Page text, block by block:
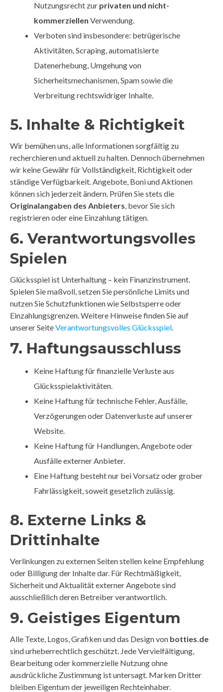
Nutzungsrecht zur privaten und nicht-
kommerziellen Verwendung.
Verboten sind insbesondere: betrügerische
Aktivitäten, Scraping, automatisierte
Datenerhebung, Umgehung von
Sicherheitsmechanismen, Spam sowie die
Verbreitung rechtswidriger Inhalte.
5. Inhalte & Richtigkeit
Wir bemühen uns, alle Informationen sorgfältig zu
recherchieren und aktuell zu halten. Dennoch übernehmen
wir keine Gewähr für Vollständigkeit, Richtigkeit oder
ständige Verfügbarkeit. Angebote, Boni und Aktionen
können sich jederzeit ändern. Prüfen Sie stets die
Originalangaben des Anbieters, bevor Sie sich
registrieren oder eine Einzahlung tätigen.
6. Verantwortungsvolles
Spielen
Glücksspiel ist Unterhaltung – kein Finanzinstrument.
Spielen Sie maßvoll, setzen Sie persönliche Limits und
nutzen Sie Schutzfunktionen wie Selbstsperre oder
Einzahlungsgrenzen. Weitere Hinweise finden Sie auf
unserer SeiteVerantwortungsvolles Glücksspiel.
7. Haftungsausschluss
Keine Haftung für finanzielle Verluste aus
Glücksspielaktivitäten.
Keine Haftung für technische Fehler, Ausfälle,
Verzögerungen oder Datenverluste auf unserer
Website.
Keine Haftung für Handlungen, Angebote oder
Ausfälle externer Anbieter.
Eine Haftung besteht nur bei Vorsatz oder grober
Fahrlässigkeit, soweit gesetzlich zulässig.
8. Externe Links &
Drittinhalte
Verlinkungen zu externen Seiten stellen keine Empfehlung
oder Billigung der Inhalte dar. Für Rechtmäßigkeit,
Sicherheit und Aktualität externer Angebote sind
ausschließlich deren Betreiber verantwortlich.
9. Geistiges Eigentum
Alle Texte, Logos, Grafiken und das Design von botties.de
sind urheberrechtlich geschützt. Jede Vervielfältigung,
Bearbeitung oder kommerzielle Nutzung ohne
ausdrückliche Zustimmung ist untersagt. Marken Dritter
bleiben Eigentum der jeweiligen Rechteinhaber.